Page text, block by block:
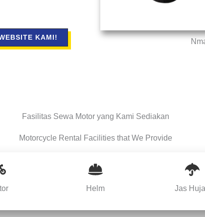
KAMI!
Fasilitas Sewa Motor yang Kami Sediakan
Motorcycle Rental Facilities that We Provide
Helm Jas